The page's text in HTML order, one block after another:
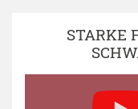
STARKE